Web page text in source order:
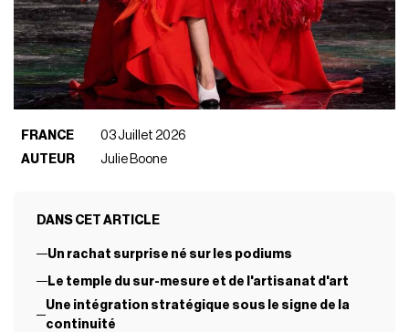
FRANCE
03 Juillet 2026
AUTEUR
Julie Boone
DANS CET ARTICLE
Un rachat surprise né sur les podiums
Le temple du sur-mesure et de l'artisanat d'art
Une intégration stratégique sous le signe de la
continuité